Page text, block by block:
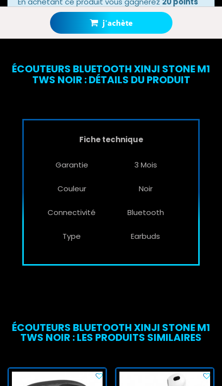
j'achète
grâce à notre programme de fidélité.
Votre panier totalisera20 points bonus
ÉCOUTEURS BLUETOOTH XINJI STONE M1
TWS NOIR : DÉTAILS DU PRODUIT
Fiche technique
Garantie 3 Mois
Couleur Noir
Connectivité Bluetooth
Type Earbuds
ÉCOUTEURS BLUETOOTH XINJI STONE M1
TWS NOIR : LES PRODUITS SIMILAIRES